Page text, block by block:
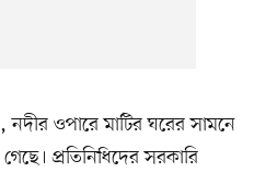
নদীর ওপারে মাটির ঘরের সামনে
প্রতিনিধিদের সরকারি